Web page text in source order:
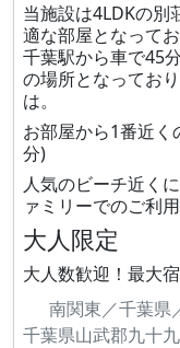
当施設は4LDKの別
適な部屋となってお
千葉駅から車で45
の場所となってお
は。
お部屋から1番近
分)
人気のビーチ近く
ァミリーでのご利
大人限定
大人数歓迎！最大
南関東／千葉県
千葉県山武郡九十